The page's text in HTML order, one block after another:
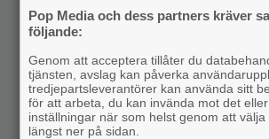
Pop Media och dess partners kräver
följande:
Genom att acceptera tillåter du
tjänsten, avslag kan påverka
tredjepartsleverantörer kan använda sitt
för att arbeta, du kan invända mot det
inställningar när som helst genom att
längst ner på sidan.